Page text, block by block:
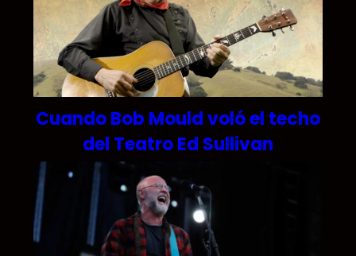
Cuando Bob Mould voló el techo
del Teatro Ed Sullivan